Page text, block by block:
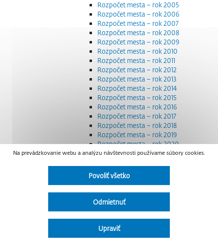
Rozpočet mesta – rok 2005
Rozpočet mesta – rok 2006
Rozpočet mesta – rok 2007
Rozpočet mesta – rok 2008
Rozpočet mesta – rok 2009
Rozpočet mesta – rok 2010
Rozpočet mesta – rok 2011
Rozpočet mesta – rok 2012
Rozpočet mesta – rok 2013
Rozpočet mesta – rok 2014
Rozpočet mesta – rok 2015
Rozpočet mesta – rok 2016
Rozpočet mesta – rok 2017
Rozpočet mesta – rok 2018
Rozpočet mesta – rok 2019
Rozpočet mesta – rok 2020
Rozpočet mesta – rok 2021
Rozpočet mesta – rok 2023
Rozpočet mesta – rok 2024
Rozpočet mesta – rok 2026
Strategické dokumenty
Transparentnosť a výdavky na štátnu reklamu
Úradná tabuľa
Na prevádzkovanie webu a analýzu návštevnosti používame súbory cookies.
Povoliť všetko
Odmietnuť
Upraviť